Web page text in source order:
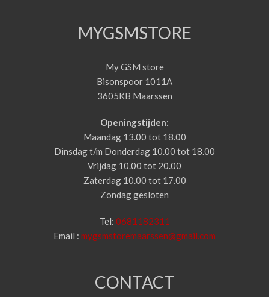
MYGSMSTORE
My GSM store
Bisonspoor 1011A
3605KB Maarssen
Openingstijden:
Maandag 13.00 tot 18.00
Dinsdag t/m Donderdag 10.00 tot 18.00
Vrijdag 10.00 tot 20.00
Zaterdag 10.00 tot 17.00
Zondag gesloten
Tel: 0681182311
Email : mygsmstoremaarssen@gmail.com
CONTACT